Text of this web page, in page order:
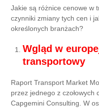
Jakie są różnice cenowe w
czynniki zmiany tych cen i
określonych branżach?
Wgląd w
transportowy
Raport Transport Market
przez jednego z czołowych
Capgemini Consulting. W